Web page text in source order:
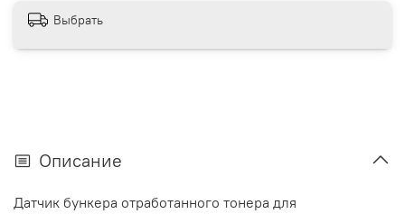
Выбрать
Описание
Датчик бункера отработанного тонера для